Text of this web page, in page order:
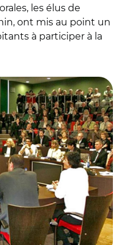
les élus de
ont mis au point un
à participer à la